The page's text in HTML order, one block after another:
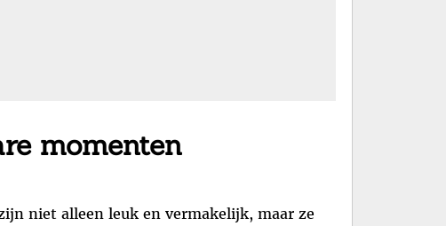
momenten
niet alleen leuk en vermakelijk, maar ze